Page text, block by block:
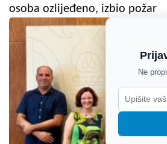
osoba ozlijeđeno, izbio požar
Ne